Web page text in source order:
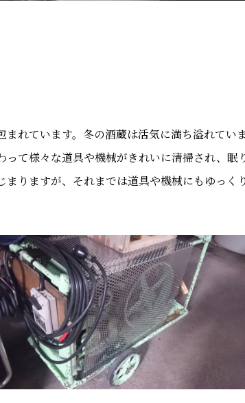
まれています。冬の酒蔵は活気に満ち溢れてい
って様々な道具や機械がきれいに清掃され、眠
まりますが、それまでは道具や機械にもゆっく